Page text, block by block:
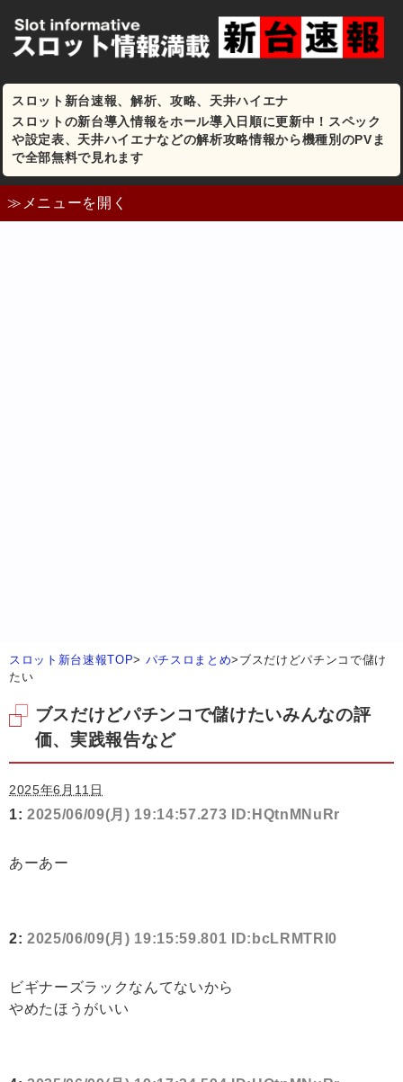
スロット新台速報、解析、攻略、天井ハイエナ
スロットの新台導入情報をホール導入日順に更新中！スペック
や設定表、天井ハイエナなどの解析攻略情報から機種別のPVま
で全部無料で見れます
≫メニューを開く
スロット新台速報TOP> パチスロまとめ> ブスだけどパチンコで儲け
たい
ブスだけどパチンコで儲けたいみんなの評
価、実践報告など
2025年6月11日
1: 2025/06/09(月) 19:14:57.273 ID:HQtnMNuRr
あーあー
2: 2025/06/09(月) 19:15:59.801 ID:bcLRMTRI0
ビギナーズラックなんてないから
やめたほうがいい